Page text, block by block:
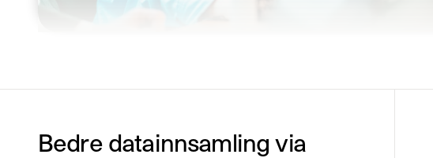
Bedre datainnsamling via